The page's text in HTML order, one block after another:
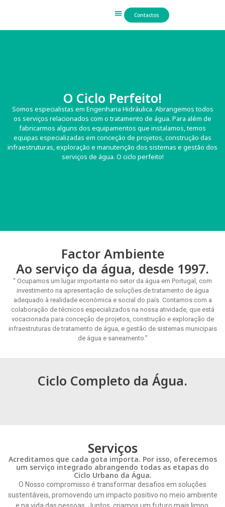
Contactos
O Ciclo Perfeito!
Somos especialistas em Engenharia Hidráulica. Abrangemos todos
os serviços relacionados com o tratamento de água. Para além de
fabricarmos alguns dos equipamentos que instalamos, temos
equipas especializadas em conceção de projetos, construção das
infraestruturas, exploração e manutenção dos sistemas e gestão dos
serviços de água. O ciclo perfeito!
Factor Ambiente
Ao serviço da água, desde 1997.
“ Ocupamos um lugar importante no setor da água em Portugal, com
investimento na apresentação de soluções de tratamento de água
adequado à realidade económica e social do país. Contamos com a
colaboração de técnicos especializados na nossa atividade, que está
vocacionada para conceção de projetos, construção e exploração de
infraestruturas de tratamento de água, e gestão de sistemas municipais
de água e saneamento.”
Ciclo Completo da Água.
Serviços
Acreditamos que cada gota importa. Por isso, oferecemos
um serviço integrado abrangendo todas as etapas do
Ciclo Urbano da Água.
O Nosso compromisso é transformar desafios em soluções
sustentáveis, promovendo um impacto positivo no meio ambiente